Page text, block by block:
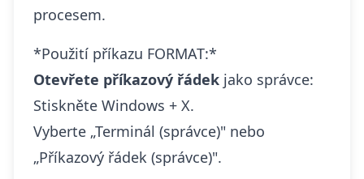
procesem.
*Použití příkazu FORMAT:*
Otevřete příkazový řádek jako správce:
Stiskněte Windows + X.
Vyberte „Terminál (správce)" nebo
„Příkazový řádek (správce)".